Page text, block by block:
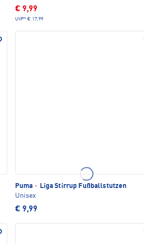
€ 9,99
UVP* € 17,99
Puma ·
Liga Stirrup Fußballstutzen
Unisex
€ 9,99